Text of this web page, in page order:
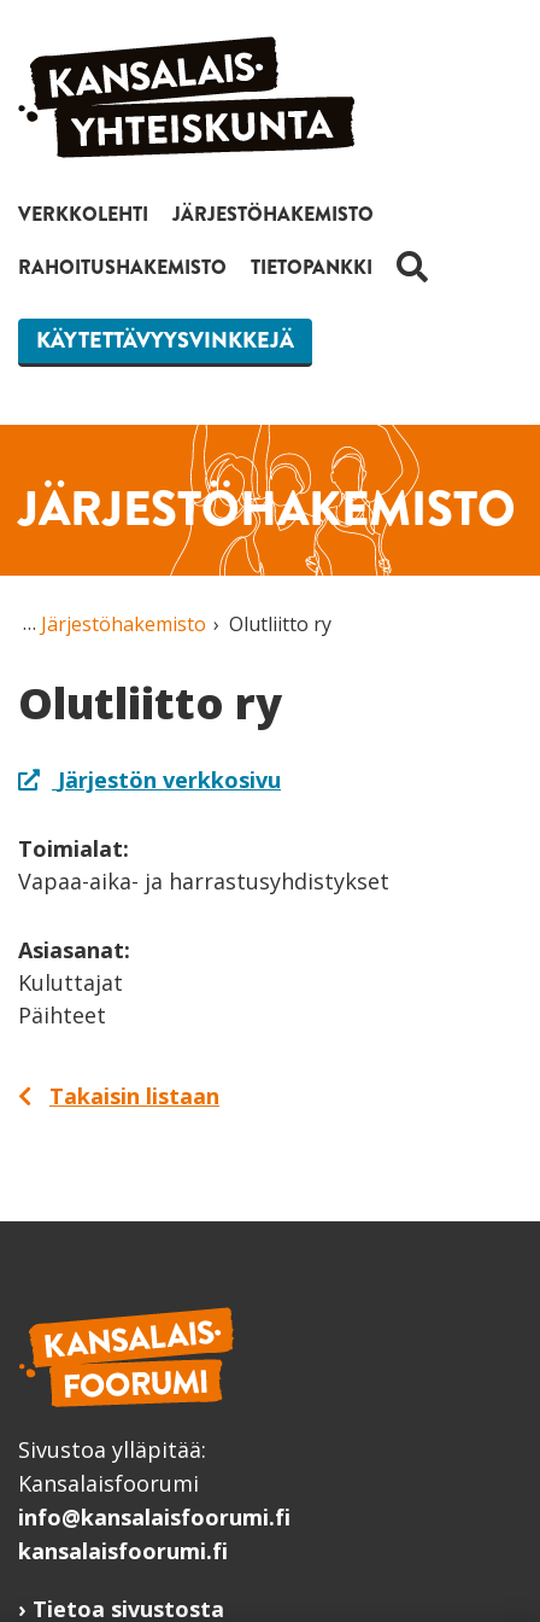
Siirry sisältöön
VERKKOLEHTI
JÄRJESTÖHAKEMISTO
RAHOITUSHAKEMISTO
TIETOPANKKI HAKU
KÄYTETTÄVYYSVINKKEJÄ
JÄRJESTÖHAKEMISTO
Järjestöhakemisto Olutliitto ry
Olutliitto ry
Järjestön verkkosivu
Toimialat:
Vapaa-aika- ja harrastusyhdistykset
Asiasanat:
Kuluttajat
Päihteet
Takaisin listaan
Sivustoa ylläpitää:
Kansalaisfoorumi
info@kansalaisfoorumi.fi
kansalaisfoorumi.fi
Tietoa sivustosta